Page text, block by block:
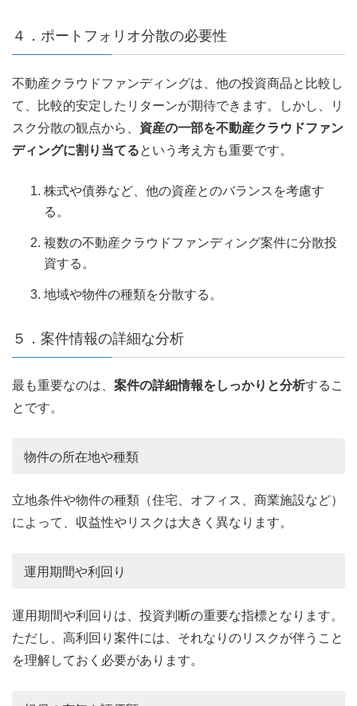
４．ポートフォリオ分散の必要性
不動産クラウドファンディングは、他の投資商品と比較し
て、比較的安定したリターンが期待できます。しかし、リ
スク分散の観点から、 資産の一部を不動産クラウドファン
ディングに割り当てるという考え方も重要です。
株式や債券など、他の資産とのバランスを考慮す
る。
複数の不動産クラウドファンディング案件に分散投
資する。
地域や物件の種類を分散する。
５．案件情報の詳細な分析
最も重要なのは、 案件の詳細情報をしっかりと分析するこ
とです。
物件の所在地や種類
立地条件や物件の種類（住宅、オフィス、商業施設など）
によって、収益性やリスクは大きく異なります。
運用期間や利回り
運用期間や利回りは、投資判断の重要な指標となります。
ただし、高利回り案件には、それなりのリスクが伴うこと
を理解しておく必要があります。